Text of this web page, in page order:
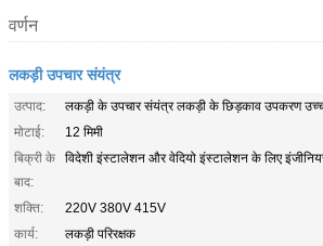
वर्णन
लकड़ी उपचार संयंत्र
उत्पाद:
लकड़ी के उपचार संयंत्र लकड़ी के छिड़काव उपकरण
मोटाई:
12 मिमी
बिक्री के
बाद:
विदेशी इंस्टालेशन और वेदियो इंस्टालेशन के लिए
शक्ति:
220V 380V 415V
कार्य:
लकड़ी परिरक्षक